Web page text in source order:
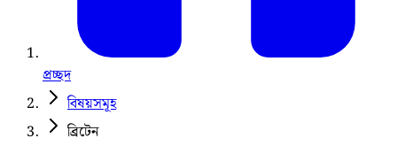
প্রচ্ছদ
বিষয়সমূহ
ব্রিটেন